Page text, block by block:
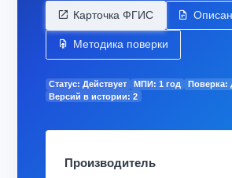
Карточка ФГИС
Методика поверки
Статус: Действует МПИ: 1 год
Поверка:
Версий в истории: 2
Производитель